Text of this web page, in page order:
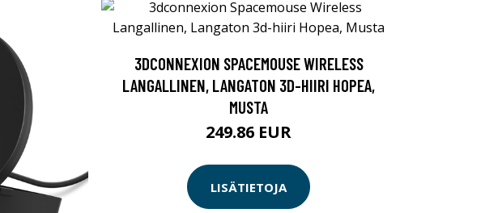
3DCONNEXION SPACEMOUSE WIRELESS
LANGALLINEN, LANGATON 3D-HIIRI HOPEA,
MUSTA
249.86 EUR
LISÄTIETOJA